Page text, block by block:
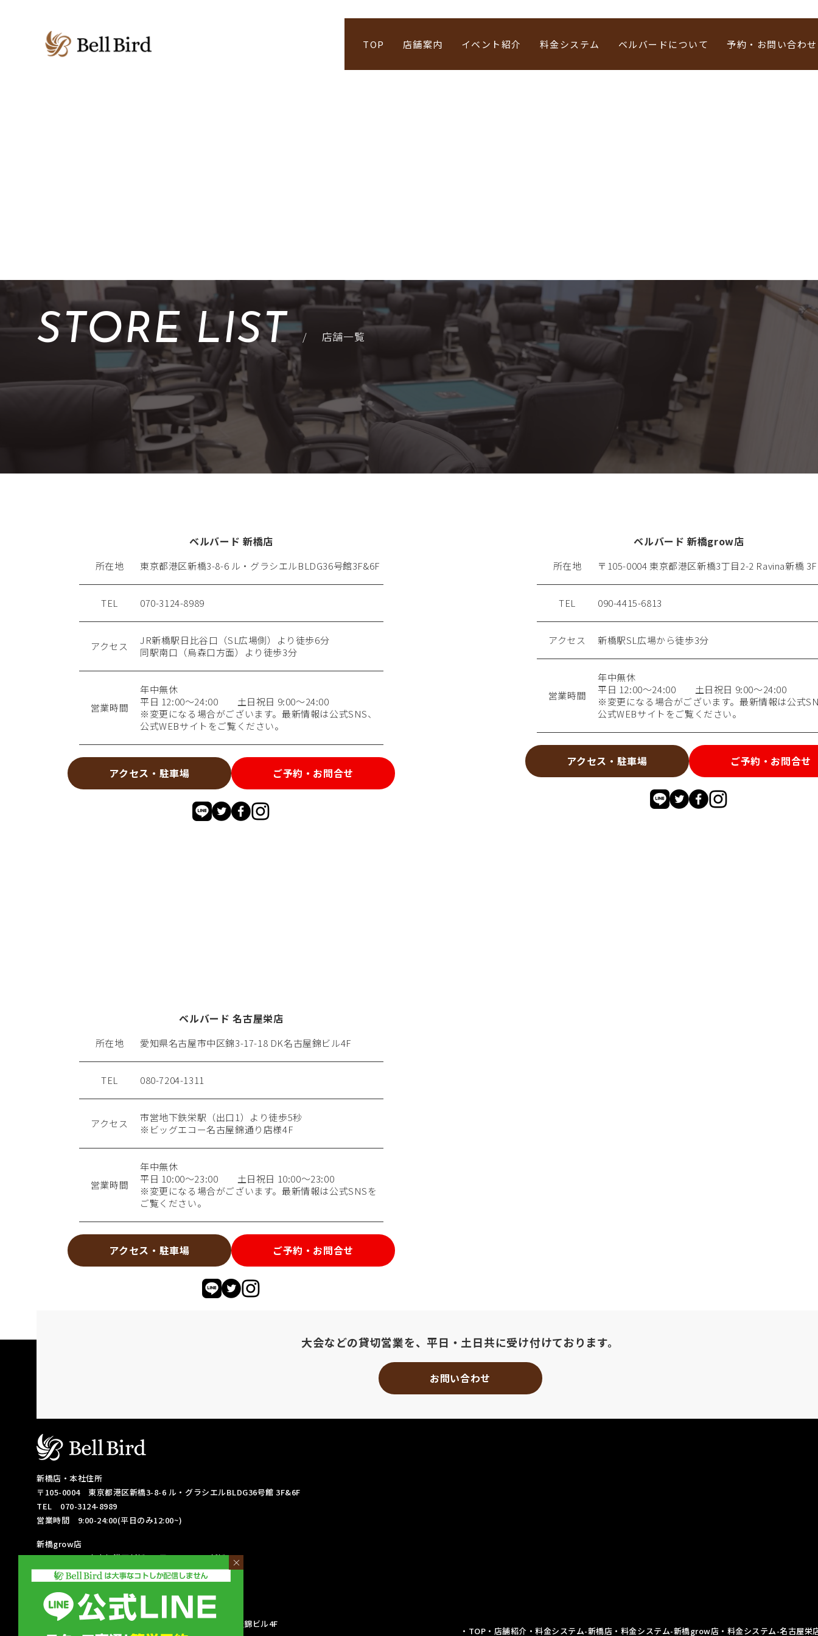
TOP 店舗案内 イベント紹介 料金システム ベルバードについて 予約・お問い合わせ
STORE LIST / 店舗一覧
ベルバード 新橋店
所在地 東京都港区新橋3-8-6 ル・グラシエルBLDG36号館3F&6F
TEL 070-3124-8989
アクセス
JR新橋駅日比谷口（SL広場側）より徒歩6分
同駅南口（烏森口方面）より徒歩3分
営業時間
年中無休
平日 12:00～24:00 土日祝日 9:00～24:00
※変更になる場合がございます。最新情報は公式SNS、
公式WEBサイトをご覧ください。
アクセス・駐車場 ご予約・お問合せ
ベルバード 新橋grow店
所在地 〒105-0004 東京都港区新橋3丁目2-2 Ravina新橋 3F
TEL 090-4415-6813
アクセス 新橋駅SL広場から徒歩3分
営業時間
年中無休
平日 12:00～24:00 土日祝日 9:00～24:00
※変更になる場合がございます。最新情報は公式
公式WEBサイトをご覧ください。
アクセス・駐車場 ご予約・お問合せ
ベルバード 名古屋栄店
所在地 愛知県名古屋市中区錦3-17-18 DK名古屋錦ビル4F
TEL 080-7204-1311
アクセス
市営地下鉄栄駅（出口1）より徒歩5秒
※ビッグエコー名古屋錦通り店様4F
営業時間
年中無休
平日 10:00〜23:00 土日祝日 10:00〜23:00
※変更になる場合がございます。最新情報は公式SNSを
ご覧ください。
アクセス・駐車場 ご予約・お問合せ
大会などの貸切営業を、平日・土日共に受け付けております。
お問い合わせ
新橋店・本社住所
〒105-0004東京都港区新橋3-8-6 ル・グラシエルBLDG36号館 3F&6F
TEL 070-3124-8989
営業時間 9:00-24:00(平日のみ12:00~)
新橋grow店
〒105-0004東京都港区新橋3丁目2-2Ravina新橋 3F
TEL 090-4415-6813
営業時間 9:00-24:00(平日のみ12:00~)
名古屋栄店
〒460-0003愛知県名古屋市中区錦3-17-18
DK名古屋錦ビル4F
・TOP ・店舗紹介 ・料金システム-新橋店 ・料金システム-新橋grow店 ・料金システム-名古屋栄
×